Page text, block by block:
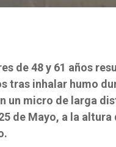
de 48 y 61 años
tras inhalar humo
un micro de larga
de Mayo, a la altura